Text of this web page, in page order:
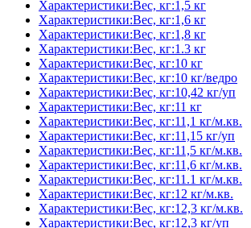
Характеристики:Вес, кг:1,5 кг
Характеристики:Вес, кг:1,6 кг
Характеристики:Вес, кг:1,8 кг
Характеристики:Вес, кг:1.3 кг
Характеристики:Вес, кг:10 кг
Характеристики:Вес, кг:10 кг/ведро
Характеристики:Вес, кг:10,42 кг/уп
Характеристики:Вес, кг:11 кг
Характеристики:Вес, кг:11,1 кг/м.кв.
Характеристики:Вес, кг:11,15 кг/уп
Характеристики:Вес, кг:11,5 кг/м.кв.
Характеристики:Вес, кг:11,6 кг/м.кв.
Характеристики:Вес, кг:11.1 кг/м.кв.
Характеристики:Вес, кг:12 кг/м.кв.
Характеристики:Вес, кг:12,3 кг/м.кв.
Характеристики:Вес, кг:12,3 кг/уп